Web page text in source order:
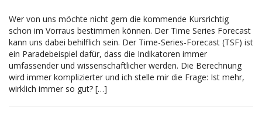
Wer von uns möchte nicht gern die kommende Kursrichtig
schon im Vorraus bestimmen können. Der Time Series Forecast
kann uns dabei behilflich sein. Der Time-Series-Forecast (TSF) ist
ein Paradebeispiel dafür, dass die Indikatoren immer
umfassender und wissenschaftlicher werden. Die Berechnung
wird immer komplizierter und ich stelle mir die Frage: Ist mehr,
wirklich immer so gut? […]